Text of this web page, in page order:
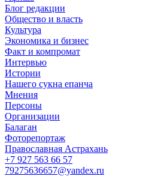
Блог редакции
Общество и власть
Культура
Экономика и бизнес
Факт и компромат
Интервью
Истории
Нашего сукна епанча
Мнения
Персоны
Организации
Балаган
Фоторепортаж
Православная Астрахань
+7 927 563 66 57
79275636657@yandex.ru